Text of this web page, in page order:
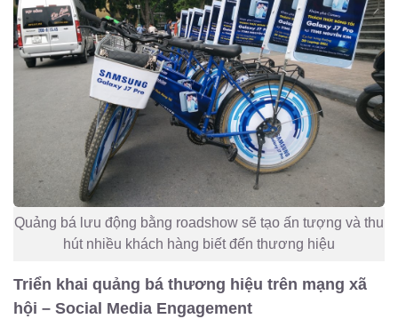
Quảng bá lưu động bằng roadshow sẽ tạo ấn tượng và thu
hút nhiều khách hàng biết đến thương hiệu
Triển khai quảng bá thương hiệu trên mạng xã
hội – Social Media Engagement